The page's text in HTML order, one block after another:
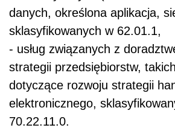
danych, określona aplikacja,
sklasyfikowanych w 62.01.1,
- usług związanych z
strategii przedsiębiorstw,
dotyczące rozwoju strategii
elektronicznego,
70.22.11.0.